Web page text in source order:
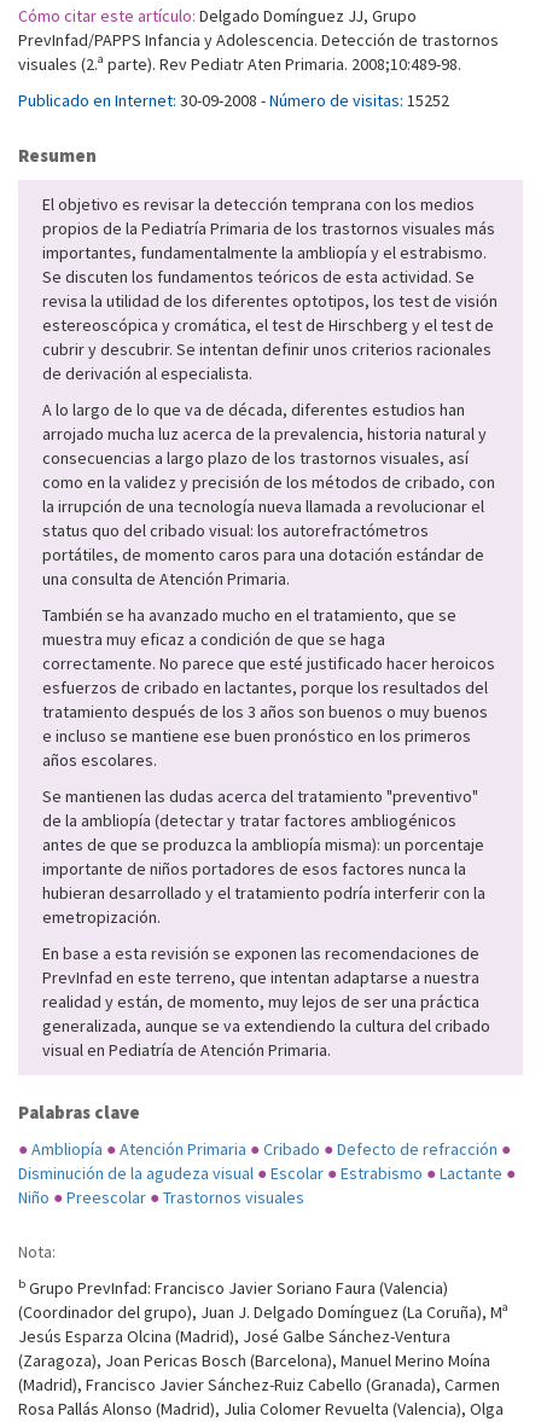
Cómo citar este artículo: Delgado Domínguez JJ, Grupo
PrevInfad/PAPPS Infancia y Adolescencia. Detección de trastornos
visuales (2.ª parte). Rev Pediatr Aten Primaria. 2008;10:489-98.
Publicado en Internet: 30-09-2008 -Número de visitas: 15252
Resumen
El objetivo es revisar la detección temprana con los medios
propios de la Pediatría Primaria de los trastornos visuales más
importantes, fundamentalmente la ambliopía y el estrabismo.
Se discuten los fundamentos teóricos de esta actividad. Se
revisa la utilidad de los diferentes optotipos, los test de visión
estereoscópica y cromática, el test de Hirschberg y el test de
cubrir y descubrir. Se intentan definir unos criterios racionales
de derivación al especialista.
A lo largo de lo que va de década, diferentes estudios han
arrojado mucha luz acerca de la prevalencia, historia natural y
consecuencias a largo plazo de los trastornos visuales, así
como en la validez y precisión de los métodos de cribado, con
la irrupción de una tecnología nueva llamada a revolucionar el
status quo del cribado visual: los autorefractómetros
portátiles, de momento caros para una dotación estándar de
una consulta de Atención Primaria.
También se ha avanzado mucho en el tratamiento, que se
muestra muy eficaz a condición de que se haga
correctamente. No parece que esté justificado hacer heroicos
esfuerzos de cribado en lactantes, porque los resultados del
tratamiento después de los 3 años son buenos o muy buenos
e incluso se mantiene ese buen pronóstico en los primeros
años escolares.
Se mantienen las dudas acerca del tratamiento "preventivo"
de la ambliopía (detectar y tratar factores ambliogénicos
antes de que se produzca la ambliopía misma): un porcentaje
importante de niños portadores de esos factores nunca la
hubieran desarrollado y el tratamiento podría interferir con la
emetropización.
En base a esta revisión se exponen las recomendaciones de
PrevInfad en este terreno, que intentan adaptarse a nuestra
realidad y están, de momento, muy lejos de ser una práctica
generalizada, aunque se va extendiendo la cultura del cribado
visual en Pediatría de Atención Primaria.
Palabras clave
●Ambliopía ●Atención Primaria ●Cribado ●Defecto de refracción ●
Disminución de la agudeza visual ●Escolar ●Estrabismo ●Lactante ●
Niño ●Preescolar ●Trastornos visuales
Nota:
b Grupo PrevInfad: Francisco Javier Soriano Faura (Valencia)
(Coordinador del grupo), Juan J. Delgado Domínguez (La Coruña), Mª
Jesús Esparza Olcina (Madrid), José Galbe Sánchez-Ventura
(Zaragoza), Joan Pericas Bosch (Barcelona), Manuel Merino Moína
(Madrid), Francisco Javier Sánchez-Ruiz Cabello (Granada), Carmen
Rosa Pallás Alonso (Madrid), Julia Colomer Revuelta (Valencia), Olga